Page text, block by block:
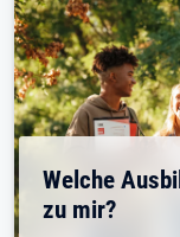
Welche
zu mir?